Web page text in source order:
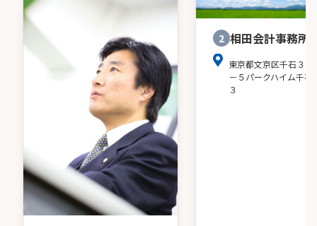
2 相田会計事務所
東京都文京区千石３－
－５パークハイム千石
３